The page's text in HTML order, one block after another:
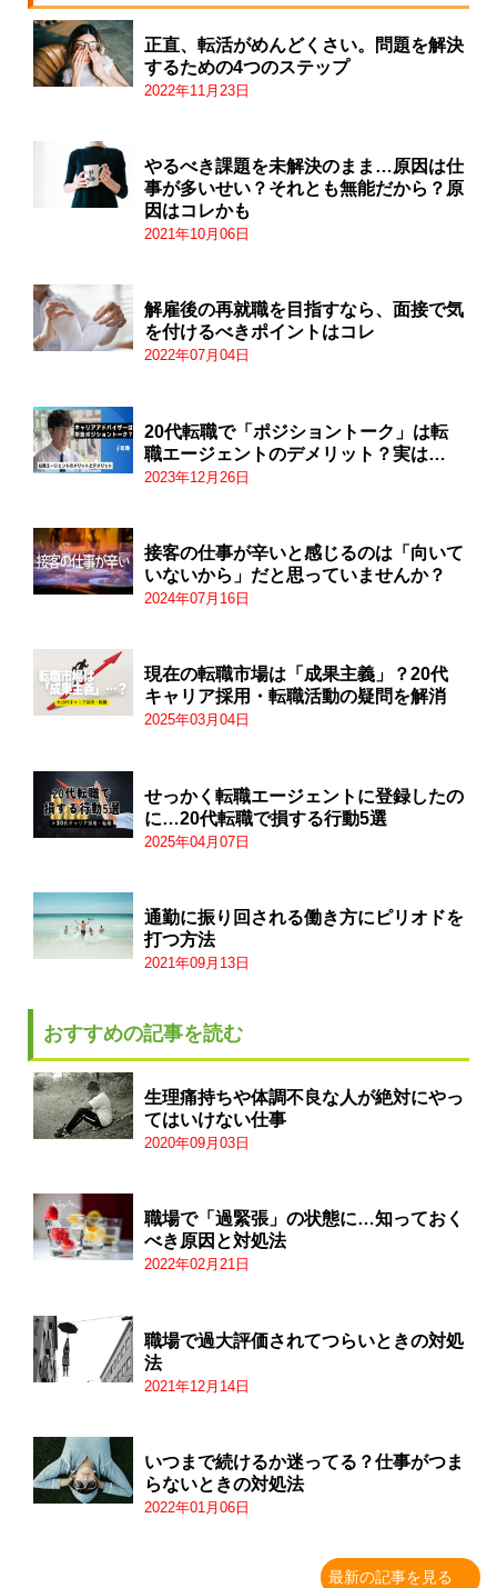
正直、転活がめんどくさい。問題を解決
するための4つのステップ
2022年11月23日
やるべき課題を未解決のまま…原因は仕
事が多いせい？それとも無能だから？原
因はコレかも
2021年10月06日
解雇後の再就職を目指すなら、面接で気
を付けるべきポイントはコレ
2022年07月04日
20代転職で「ポジショントーク」は転
職エージェントのデメリット？実は…
2023年12月26日
接客の仕事が辛いと感じるのは「向いて
いないから」だと思っていませんか？
2024年07月16日
現在の転職市場は「成果主義」？20代
キャリア採用・転職活動の疑問を解消
2025年03月04日
せっかく転職エージェントに登録したの
に…20代転職で損する行動5選
2025年04月07日
通勤に振り回される働き方にピリオドを
打つ方法
2021年09月13日
おすすめの記事を読む
生理痛持ちや体調不良な人が絶対にやっ
てはいけない仕事
2020年09月03日
職場で「過緊張」の状態に…知っておく
べき原因と対処法
2022年02月21日
職場で過大評価されてつらいときの対処
法
2021年12月14日
いつまで続けるか迷ってる？仕事がつま
らないときの対処法
2022年01月06日
最新の記事を見る